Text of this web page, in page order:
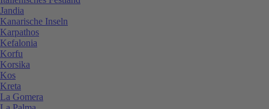
Jandia
Kanarische Inseln
Karpathos
Kefalonia
Korfu
Korsika
Kos
Kreta
La Gomera